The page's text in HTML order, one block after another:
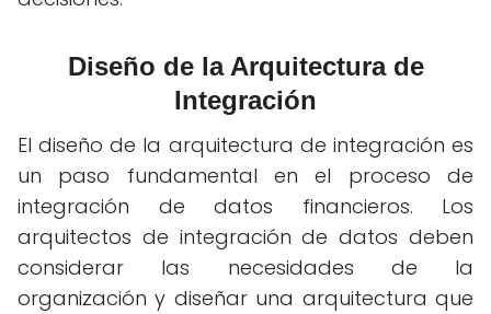
Diseño de la Arquitectura de
Integración
El diseño de la arquitectura de integración es
un paso fundamental en el proceso de
integración de datos financieros. Los
arquitectos de integración de datos deben
considerar las necesidades de la
organización y diseñar una arquitectura que